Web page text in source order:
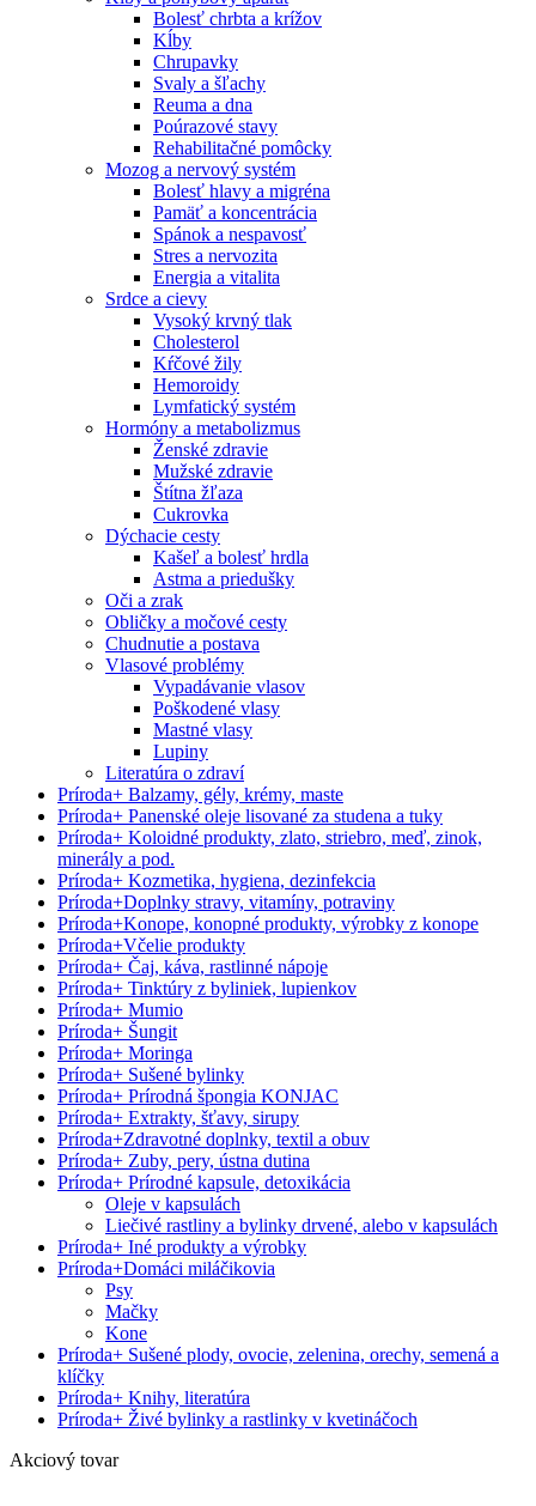
Bolesť chrbta a krížov
Kĺby
Chrupavky
Svaly a šľachy
Reuma a dna
Poúrazové stavy
Rehabilitačné pomôcky
Mozog a nervový systém
Bolesť hlavy a migréna
Pamäť a koncentrácia
Spánok a nespavosť
Stres a nervozita
Energia a vitalita
Srdce a cievy
Vysoký krvný tlak
Cholesterol
Kŕčové žily
Hemoroidy
Lymfatický systém
Hormóny a metabolizmus
Ženské zdravie
Mužské zdravie
Štítna žľaza
Cukrovka
Dýchacie cesty
Kašeľ a bolesť hrdla
Astma a priedušky
Oči a zrak
Obličky a močové cesty
Chudnutie a postava
Vlasové problémy
Vypadávanie vlasov
Poškodené vlasy
Mastné vlasy
Lupiny
Literatúra o zdraví
Príroda+ Balzamy, gély, krémy, maste
Príroda+ Panenské oleje lisované za studena a tuky
Príroda+ Koloidné produkty, zlato, striebro, meď, zinok,
minerály a pod.
Príroda+ Kozmetika, hygiena, dezinfekcia
Príroda+Doplnky stravy, vitamíny, potraviny
Príroda+Konope, konopné produkty, výrobky z konope
Príroda+Včelie produkty
Príroda+ Čaj, káva, rastlinné nápoje
Príroda+ Tinktúry z byliniek, lupienkov
Príroda+ Mumio
Príroda+ Šungit
Príroda+ Moringa
Príroda+ Sušené bylinky
Príroda+ Prírodná špongia KONJAC
Príroda+ Extrakty, šťavy, sirupy
Príroda+Zdravotné doplnky, textil a obuv
Príroda+ Zuby, pery, ústna dutina
Príroda+ Prírodné kapsule, detoxikácia
Oleje v kapsulách
Liečivé rastliny a bylinky drvené, alebo v kapsulách
Príroda+ Iné produkty a výrobky
Príroda+Domáci miláčikovia
Psy
Mačky
Kone
Príroda+ Sušené plody, ovocie, zelenina, orechy, semená a
klíčky
Príroda+ Knihy, literatúra
Príroda+ Živé bylinky a rastlinky v kvetináčoch
Akciový tovar